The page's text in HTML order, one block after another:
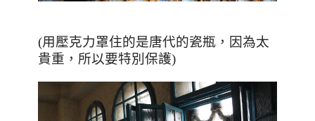
(用壓克力罩住的是唐代的瓷瓶，因為太
貴重，所以要特別保護)